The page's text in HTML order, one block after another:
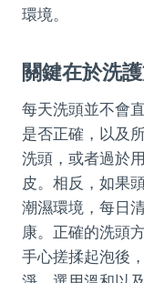
環境。
關鍵在於洗
每天洗頭並不會
是否正確，以及
洗頭，或者過於
皮。相反，如果
潮濕環境，每日
康。正確的洗頭
手心搓揉起泡後